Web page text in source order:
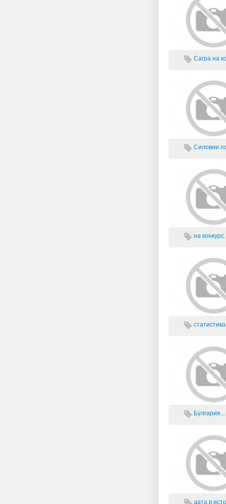
Сагра на
Силовии
на
Булгария...
дата в